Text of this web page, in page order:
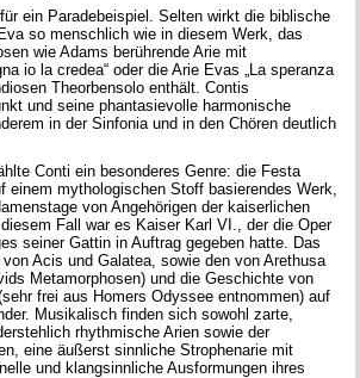
ein Paradebeispiel. Selten wirkt die biblische
so menschlich wie in diesem Werk, das
wie Adams berührende Arie mit
io la credea“ oder die Arie Evas „La speranza
Theorbensolo enthält. Contis
und seine phantasievolle harmonische
in der Sinfonia und in den Chören deutlich
Conti ein besonderes Genre: die Festa
einem mythologischen Stoff basierendes Werk,
von Angehörigen der kaiserlichen
Fall war es Kaiser Karl VI., der die Oper
seiner Gattin in Auftrag gegeben hatte. Das
Acis und Galatea, sowie den von Arethusa
Metamorphosen) und die Geschichte von
frei aus Homers Odyssee entnommen) auf
Musikalisch finden sich sowohl zarte,
rhythmische Arien sowie der
eine äußerst sinnliche Strophenarie mit
und klangsinnliche Ausformungen ihres